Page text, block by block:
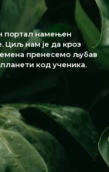
портал намењен
Циљ нам је да кроз
пренесемо љубав
код ученика.